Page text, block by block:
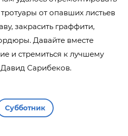
от опавших листьев
закрасить граффити,
Давайте вместе
и стремиться к лучшему
Сарибеков.
Субботник